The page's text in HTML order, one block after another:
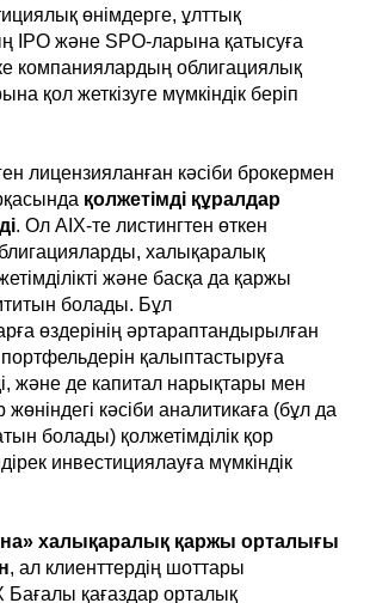
өнімдерге, ұлттық
IPO және SPO-ларына қатысуға
компаниялардың облигациялық
қол жеткізуге мүмкіндік беріп
лицензияланған кәсіби брокермен
қолжетімді құралдар
. Ол AIX-те листингтен өткен
халықаралық
және басқа да қаржы
болады. Бұл
өздерінің әртараптандырылған
қалыптастыруға
және де капитал нарықтары мен
жөніндегі кәсіби аналитикаға (бұл да
болады) қолжетімділік қор
инвестициялауға мүмкіндік
халықаралық қаржы орталығы
, ал клиенттердің шоттары
қағаздар орталық